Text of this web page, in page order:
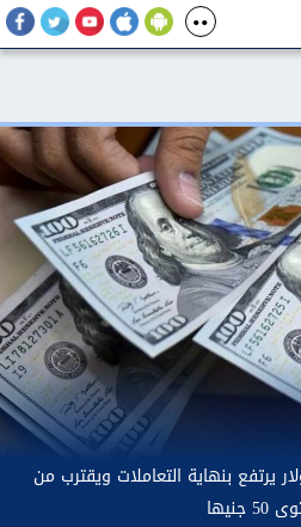
الأحد 9 أغسطس 2026.. الدولار يرتفع بنهاية
مستوى 50 جنيها